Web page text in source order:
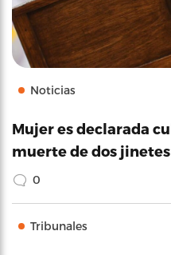
Noticias
Mujer es declarada
muerte de dos jinetes
0
Tribunales